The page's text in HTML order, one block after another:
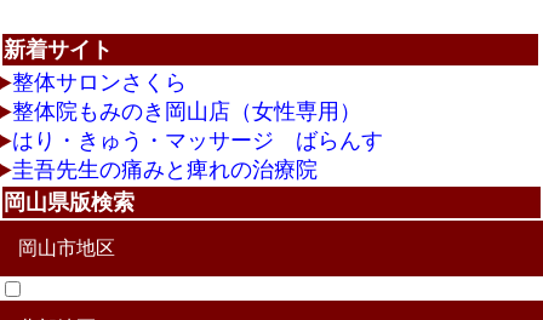
新着サイト
整体サロンさくら
整体院もみのき岡山店（女性専用）
はり・きゅう・マッサージ ばらんす
圭吾先生の痛みと痺れの治療院
岡山県版検索
岡山市地区